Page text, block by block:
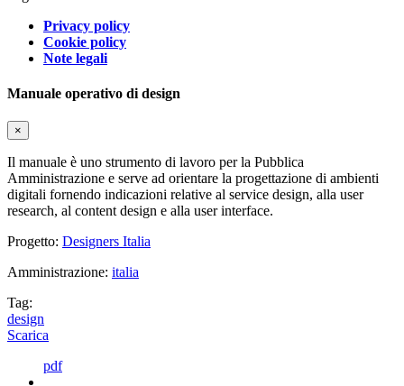
Privacy policy
Cookie policy
Note legali
Manuale operativo di design
×
Il manuale è uno strumento di lavoro per la Pubblica
Amministrazione e serve ad orientare la progettazione di ambienti
digitali fornendo indicazioni relative al service design, alla user
research, al content design e alla user interface.
Progetto: Designers Italia
Amministrazione: italia
Tag:
design
Scarica
pdf